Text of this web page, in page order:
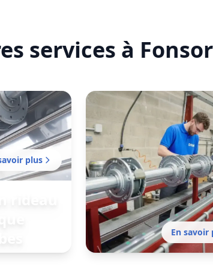
services à
plus
En savoir